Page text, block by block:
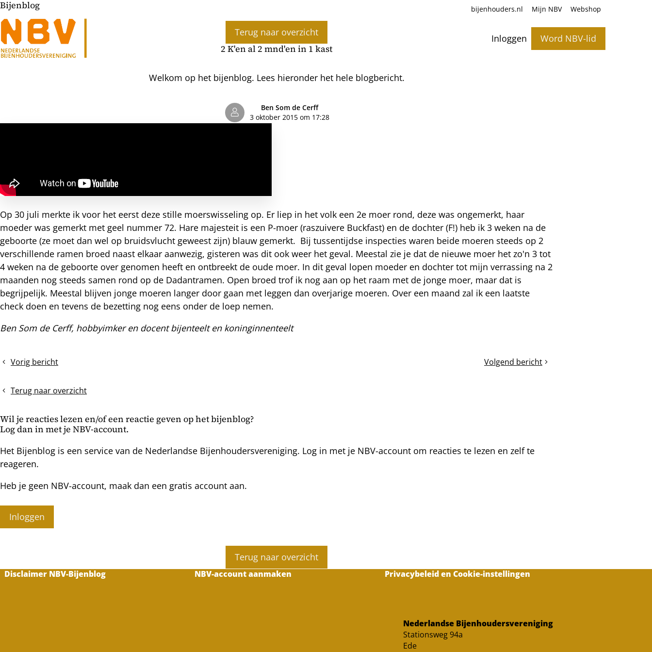
Inloggen Word NBV-lid
bijenhouders.nl Mijn NBV Webshop
Bijenblog
Terug naar overzicht
2 K'en al 2 mnd'en in 1 kast
Welkom op het bijenblog. Lees hieronder het hele blogbericht.
Ben Som de Cerff
3 oktober 2015 om 17:28
Op 30 juli merkte ik voor het eerst deze stille moerswisseling op. Er liep in het volk een 2e moer rond, deze was ongemerkt, haar
moeder was gemerkt met geel nummer 72. Hare majesteit is een P-moer (raszuivere Buckfast) en de dochter (F!) heb ik 3 weken na de
geboorte (ze moet dan wel op bruidsvlucht geweest zijn) blauw gemerkt. Bij tussentijdse inspecties waren beide moeren steeds op 2
verschillende ramen broed naast elkaar aanwezig, gisteren was dit ook weer het geval. Meestal zie je dat de nieuwe moer het zo'n 3 tot
4 weken na de geboorte over genomen heeft en ontbreekt de oude moer. In dit geval lopen moeder en dochter tot mijn verrassing na 2
maanden nog steeds samen rond op de Dadantramen. Open broed trof ik nog aan op het raam met de jonge moer, maar dat is
begrijpelijk. Meestal blijven jonge moeren langer door gaan met leggen dan overjarige moeren. Over een maand zal ik een laatste
check doen en tevens de bezetting nog eens onder de loep nemen.
Ben Som de Cerff, hobbyimker en docent bijenteelt en koninginnenteelt
Vorig bericht
De
Volgend bericht
Meekijken?
Terug naar overzicht
Wil je reacties lezen en/of een reactie geven op het bijenblog?
Log dan in met je NBV-account.
Het Bijenblog is een service van de Nederlandse Bijenhoudersvereniging. Log in met je NBV-account om reacties te lezen en zelf te
reageren.
Heb je geen NBV-account, maak dan een gratis account aan.
Inloggen
Terug naar overzicht
Disclaimer NBV-Bijenblog NBV-account aanmaken Privacybeleid en Cookie-instellingen
Nederlandse Bijenhoudersvereniging
Stationsweg 94a
Ede